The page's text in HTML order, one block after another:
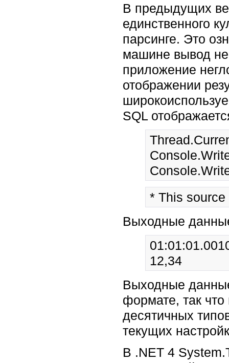
В предыдущих
единственного
парсинге. Это
машине вывод не
приложение
отображении
SQL
* This
Выходные
12,34
Выходные
формате, так что
десятичных
текущих
В .NET 4